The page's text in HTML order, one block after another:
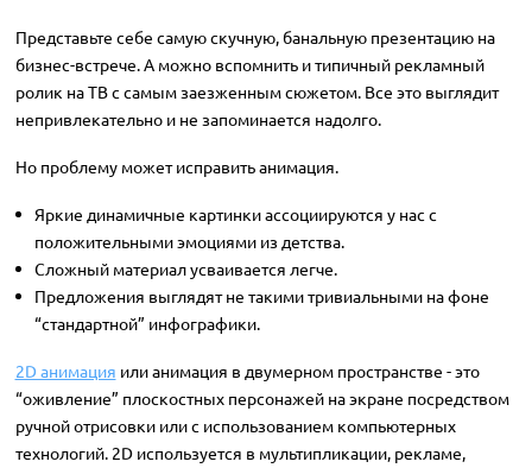
Представьте себе самую скучную, банальную презентацию на
бизнес-встрече. А можно вспомнить и типичный рекламный
ролик на ТВ с самым заезженным сюжетом. Все это выглядит
непривлекательно и не запоминается надолго.
Но проблему может исправить анимация.
Яркие динамичные картинки ассоциируются у нас с
положительными эмоциями из детства.
Сложный материал усваивается легче.
Предложения выглядят не такими тривиальными на фоне
“стандартной” инфографики.
2D анимация или анимация в двумерном пространстве - это
“оживление” плоскостных персонажей на экране посредством
ручной отрисовки или с использованием компьютерных
технологий. 2D используется в мультипликации, рекламе,